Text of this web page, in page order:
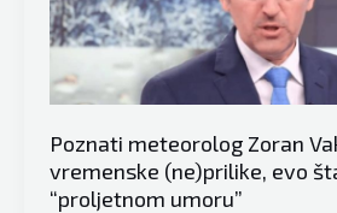
prognoza
očekuje
tokom
ljeta
Poznati meteorolog Zoran
vremenske (ne)prilike, evo
“proljetnom umoru”